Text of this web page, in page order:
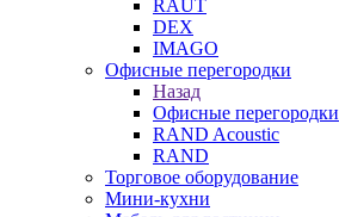
RAUT
DEX
IMAGO
Офисные перегородки
Назад
Офисные перегородки
RAND Acoustic
RAND
Торговое оборудование
Мини-кухни